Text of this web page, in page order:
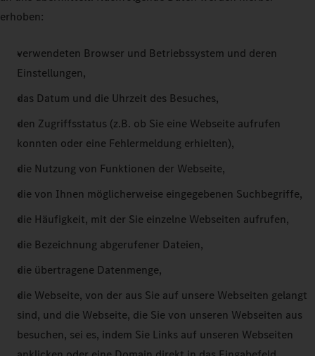
erhoben:
verwendeten Browser und Betriebssystem und deren
Einstellungen,
das Datum und die Uhrzeit des Besuches,
den Zugriffsstatus (z.B. ob Sie eine Webseite aufrufen
konnten oder eine Fehlermeldung erhielten),
die Nutzung von Funktionen der Webseite,
die von Ihnen möglicherweise eingegebenen Suchbegriffe,
die Häufigkeit, mit der Sie einzelne Webseiten aufrufen,
die Bezeichnung abgerufener Dateien,
die übertragene Datenmenge,
die Webseite, von der aus Sie auf unsere Webseiten gelangt
sind, und die Webseite, die Sie von unseren Webseiten aus
besuchen, sei es, indem Sie Links auf unseren Webseiten